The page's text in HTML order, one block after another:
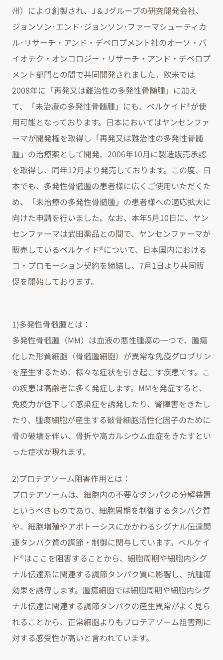
州）により創製され、J＆Jグループの研究開発会社、
ジョンソン･エンド･ジョンソン･ファーマシューティカ
ル･リサーチ・アンド・デベロプメント社のオーソ・バ
イオテク・オンコロジー・リサーチ・アンド・デベロプ
メント部門との間で共同開発されました。欧米では
2008年に「再発又は難治性の多発性骨髄腫」に加え
て、「未治療の多発性骨髄腫」にも、ベルケイド®が使
用可能となっております。日本においてはヤンセンファ
ーマが開発権を取得し「再発又は難治性の多発性骨髄
腫」の治療薬として開発、2006年10月に製造販売承認
を取得し、同年12月より発売しております。この度、日
本でも、多発性骨髄腫の患者様に広くご使用いただくた
め、「未治療の多発性骨髄腫」の患者様への適応拡大に
向けた申請を行いました。なお、本年5月10日に、ヤン
センファーマは武田薬品との間で、ヤンセンファーマが
販売しているベルケイド®について、日本国内における
コ・プロモーション契約を締結し、7月1日より共同販
促を開始しております。
1)多発性骨髄腫とは：
多発性骨髄腫（MM）は血液の悪性腫瘍の一つで、腫瘍
化した形質細胞（骨髄腫細胞）が異常な免疫グロブリン
を産生するため、様々な症状を引き起こす疾患です。こ
の疾患は高齢者に多く発症します。MMを発症すると、
免疫力が低下して感染症を誘発したり、腎障害をきたし
たり、腫瘍細胞が産生する破骨細胞活性化因子のために
骨の破壊を伴い、骨折や高カルシウム血症をきたすとい
った症状が現れます。
2)プロテアソーム阻害作用とは：
プロテアソームは、細胞内の不要なタンパクの分解装置
というべきものであり、細胞周期を制御するタンパク質
や、細胞増殖やアポトーシスにかかわるシグナル伝達関
連タンパク質の調節・制御に関与しています。ベルケイ
ド®はここを阻害することから、細胞周期や細胞内シグ
ナル伝達系に関連する調節タンパク質に影響し、抗腫瘍
効果を誘導します。腫瘍細胞では細胞周期や細胞内シグ
ナル伝達に関連する調節タンパクの産生異常がよく見ら
れることから、正常細胞よりもプロテアソーム阻害剤に
対する感受性が高いと言われています。